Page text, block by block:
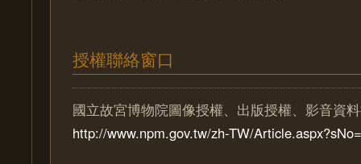
授權聯絡窗口
國立故宮博物院圖像授權、出版授權、影音資
http://www.npm.gov.tw/zh-TW/